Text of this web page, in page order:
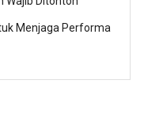
Menjaga Performa